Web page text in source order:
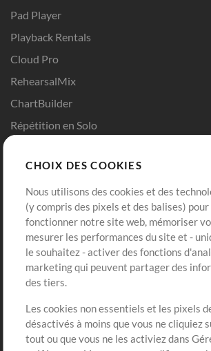
Pad Player
Playback Rentals
Cloud Pro
RehearsalMix
ChartBuilder
Répétition en Solo
Modèles ProPresenter
Sons
Boutique
Acheter des crédits
Contenu gratuit
Demander les pistes
Extras
Sessions
Compte
Connexion
S'inscrire
CHOIX DES COOKIES
Nous utilisons des cookies et des
(y compris des pixels et des balises)
fonctionner notre site web, mémoriser
mesurer les performances du site et -
le souhaitez - activer des fonctions
marketing qui peuvent partager des
des tiers.
Les cookies non essentiels et les pixels
désactivés à moins que vous ne cliquiez
tout ou que vous ne les activiez dans